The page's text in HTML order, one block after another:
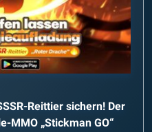
Reittier sichern! Der
MMO „Stickman GO“